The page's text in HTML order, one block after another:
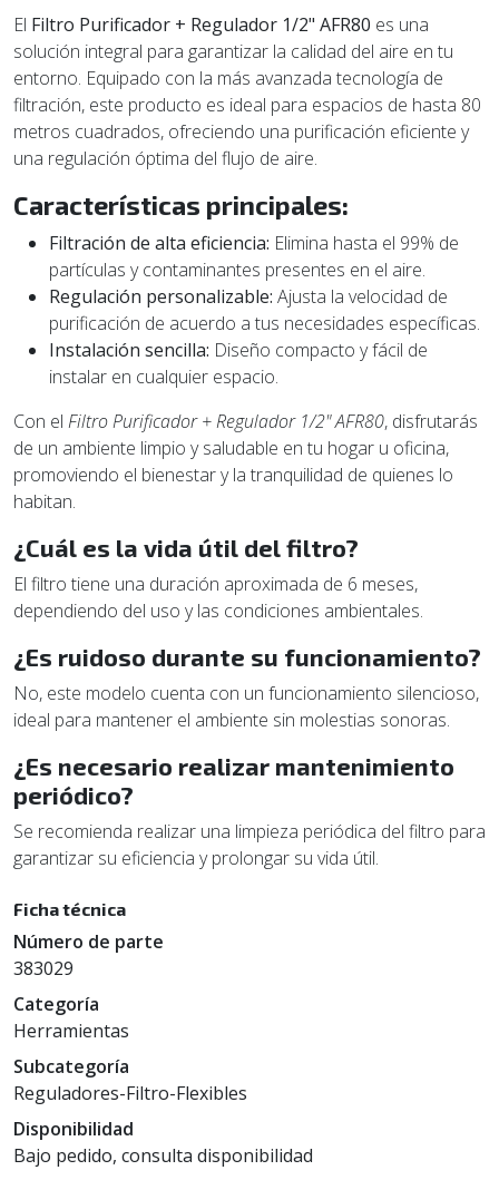
El Filtro Purificador + Regulador 1/2" AFR80 es una
solución integral para garantizar la calidad del aire en tu
entorno. Equipado con la más avanzada tecnología de
filtración, este producto es ideal para espacios de hasta 80
metros cuadrados, ofreciendo una purificación eficiente y
una regulación óptima del flujo de aire.
Características principales:
Filtración de alta eficiencia: Elimina hasta el 99% de
partículas y contaminantes presentes en el aire.
Regulación personalizable: Ajusta la velocidad de
purificación de acuerdo a tus necesidades específicas.
Instalación sencilla: Diseño compacto y fácil de
instalar en cualquier espacio.
Con el Filtro Purificador + Regulador 1/2" AFR80, disfrutarás
de un ambiente limpio y saludable en tu hogar u oficina,
promoviendo el bienestar y la tranquilidad de quienes lo
habitan.
¿Cuál es la vida útil del filtro?
El filtro tiene una duración aproximada de 6 meses,
dependiendo del uso y las condiciones ambientales.
¿Es ruidoso durante su funcionamiento?
No, este modelo cuenta con un funcionamiento silencioso,
ideal para mantener el ambiente sin molestias sonoras.
¿Es necesario realizar mantenimiento
periódico?
Se recomienda realizar una limpieza periódica del filtro para
garantizar su eficiencia y prolongar su vida útil.
Ficha técnica
Número de parte
383029
Categoría
Herramientas
Subcategoría
Reguladores-Filtro-Flexibles
Disponibilidad
Bajo pedido, consulta disponibilidad